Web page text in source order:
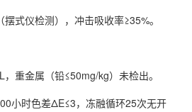
式仪检测），冲击吸收率≥35%。
，重金属（铅≤50mg/kg）未检出。
小时色差ΔE≤3，冻融循环25次无开